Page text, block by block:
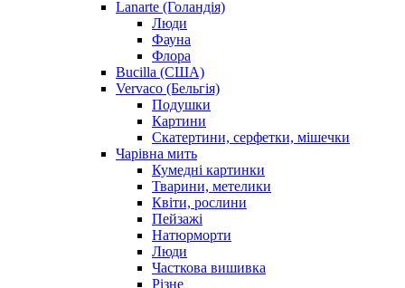
Lanarte (Голандія)
Люди
Фауна
Флора
Bucilla (США)
Vervaco (Бельгія)
Подушки
Картини
Скатертини, серфетки, мішечки
Чарiвна мить
Кумедні картинки
Тварини, метелики
Квіти, рослини
Пейзажі
Натюрморти
Люди
Часткова вишивка
Різне